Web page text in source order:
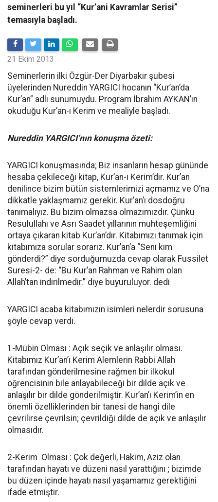
seminerleri bu yıl “Kur’ani Kavramlar Serisi”
temasıyla başladı.
21 Ekim 2013
Seminerlerin ilki Özgür-Der Diyarbakır şubesi
üyelerinden Nureddin YARGICI hocanın “Kur’an’da
Kur’an” adlı sunumuydu. Program İbrahim AYKAN’ın
okuduğu Kur’an-ı Kerim ve mealiyle başladı.
Nureddin YARGICI’nın konuşma özeti:
YARGICI konuşmasında; Biz insanların hesap gününde
hesaba çekileceği kitap, Kur’an-ı Kerim’dir. Kur’an
denilince bizim bütün sistemlerimizi açmamız ve O’na
dikkatle yaklaşmamız gerekir. Kur’an’ı dosdoğru
tanımalıyız. Bu bizim olmazsa olmazımızdır. Çünkü
Resulullahı ve Asrı Saadet yıllarının muhteşemliğini
ortaya çıkaran kitab Kur’an’dır. Kitabımızı tanımak için
kitabımıza sorular sorarız. Kur’an’a “Seni kim
gönderdi?” diye sorduğumuzda cevap olarak Fussilet
Suresi-2- de: “Bu Kur’an Rahman ve Rahim olan
Allah’tan indirilmedir.” diye buyuruluyor. dedi
YARGICI acaba kitabımızın isimleri nelerdir sorusuna
şöyle cevap verdi.
1-Mubin Olması : Açık seçik ve anlaşılır olması.
Kitabımız Kur’an’ı Kerim Alemlerin Rabbi Allah
tarafından gönderilmesine rağmen bir ilkokul
öğrencisinin bile anlayabileceği bir dilde açık ve
anlaşılır bir dilde gönderilmiştir. Kur’an’ı Kerim’in en
önemli özelliklerinden bir tanesi de hangi dile
çevrilirse çevrilsin; çevrildiği dilde de açık ve anlaşılır
olmasıdır.
2-Kerim Olması : Çok değerli, Hakim, Aziz olan
tarafından hayatı ve düzeni nasıl yarattığını ; bizimde
bu düzen içinde hayatı nasıl yaşamamız gerektiğini
ifade etmiştir.